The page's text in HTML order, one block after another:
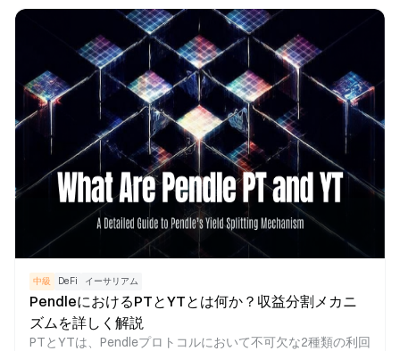
ユーザーが借入金利をロックできるようにしています。比較
すると、Pendleは収益資産管理や金利取引に最適であり、
Notionalは固定金利レンディングに特化しています。両者
は、プロダクト構造、流動性設計、ターゲットユーザー層に
おいて独自のアプローチを持ち、DeFi固定収益市場の発展を
牽引しています。
中級 DeFi イーサリアム
PendleにおけるPTとYTとは何か？収益分割メカニ
ズムを詳しく解説
PTとYTは、Pendleプロトコルにおいて不可欠な2種類の利回